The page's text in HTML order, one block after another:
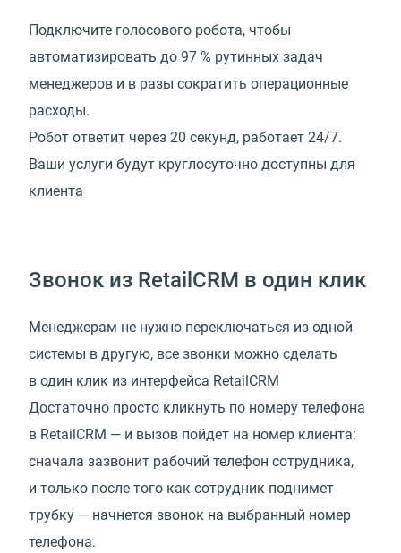
Подключите голосового робота, чтобы
автоматизировать до 97 % рутинных задач
менеджеров и в разы сократить операционные
расходы.
Робот ответит через 20 секунд, работает 24/7.
Ваши услуги будут круглосуточно доступны для
клиента
Звонок из RetailCRM в один клик
Менеджерам не нужно переключаться из одной
системы в другую, все звонки можно сделать
в один клик из интерфейса RetailCRM
Достаточно просто кликнуть по номеру телефона
в RetailCRM — и вызов пойдет на номер клиента:
сначала зазвонит рабочий телефон сотрудника,
и только после того как сотрудник поднимет
трубку — начнется звонок на выбранный номер
телефона.